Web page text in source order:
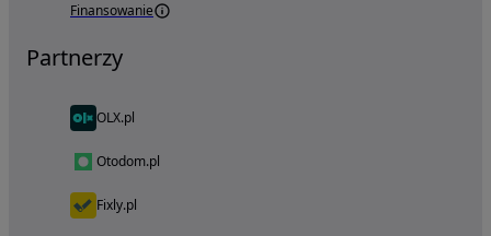
Finansowanie
Partnerzy
OLX.pl
Otodom.pl
Fixly.pl